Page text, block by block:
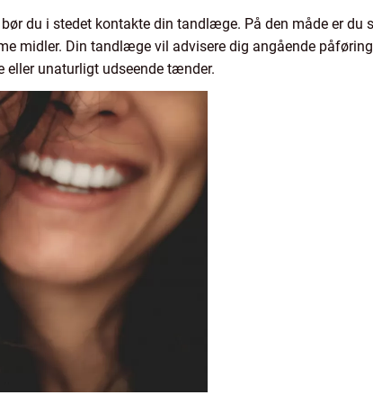
du i stedet kontakte din tandlæge. På den måde er
midler. Din tandlæge vil advisere dig angående
eller unaturligt udseende tænder.